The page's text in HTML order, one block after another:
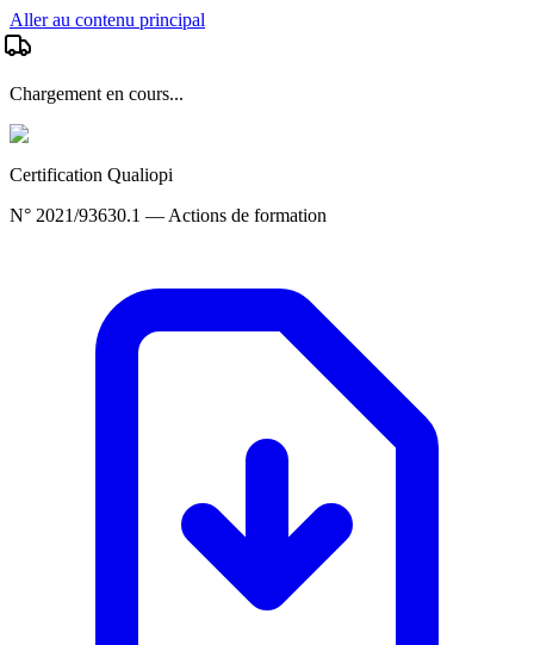
Aller au contenu principal
Chargement en cours...
Certification Qualiopi
N° 2021/93630.1 — Actions de formation